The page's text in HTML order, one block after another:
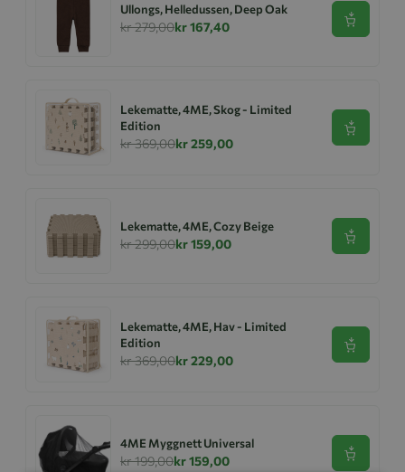
Ullongs, Helledussen, Deep Oak
kr 279,00kr 167,40 Se
Lekematte, 4ME, Skog - Limited
Edition
kr 369,00kr 259,00
Se
Lekematte, 4ME, Cozy Beige
kr 299,00kr 159,00 Se
Lekematte, 4ME, Hav - Limited
Edition
kr 369,00kr 229,00
Se
4ME Myggnett Universal
kr 199,00kr 159,00 Se